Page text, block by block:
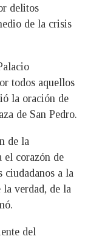
delitos
de la crisis
todos aquellos
la oración de
de San Pedro.
de la
el corazón de
ciudadanos a la
la verdad, de la
del